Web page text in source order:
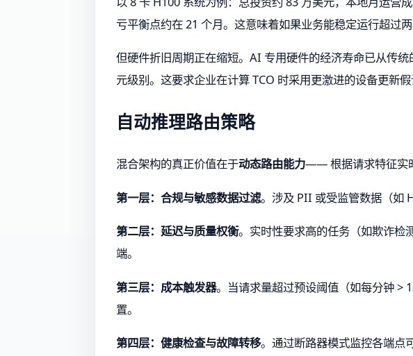
亏平衡点约在 21 个月。这意味着如果业务能稳定运行超过
但硬件折旧周期正在缩短。AI 专用硬件的经济寿命已从传
元级别。这要求企业在计算 TCO 时采用更激进的设备更新假
自动推理路由策略
混合架构的真正价值在于动态路由能力—— 根据请求特征实
第一层：合规与敏感数据过滤。涉及 PII 或受监管数据（如
第二层：延迟与质量权衡。实时性要求高的任务（如欺诈检
端。
第三层：成本触发器。当请求量超过预设阈值（如每分钟 >
置。
第四层：健康检查与故障转移。通过断路器模式监控各端点